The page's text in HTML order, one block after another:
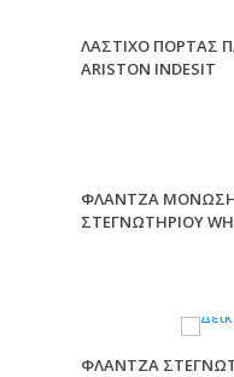
ΛΑΣΤΙΧΟ ΠΟΡΤΑΣ
ARISTON INDESIT
ΦΛΑΝΤΖΑ
ΣΤΕΓΝΩΤΗΡΙΟΥ
ΦΛΑΝΤΖΑ